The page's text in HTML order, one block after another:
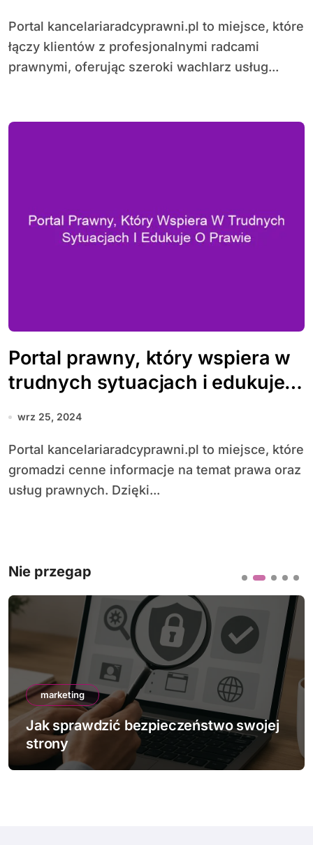
Portal kancelariaradcyprawni.pl to miejsce, które
łączy klientów z profesjonalnymi radcami
prawnymi, oferując szeroki wachlarz usług...
Portal prawny, który wspiera w
trudnych sytuacjach i edukuje o
prawie
wrz 25, 2024
Portal kancelariaradcyprawni.pl to miejsce, które
gromadzi cenne informacje na temat prawa oraz
usług prawnych. Dzięki...
Nie przegap
marketing
Jak sprawdzić bezpieczeństwo swojej
strony